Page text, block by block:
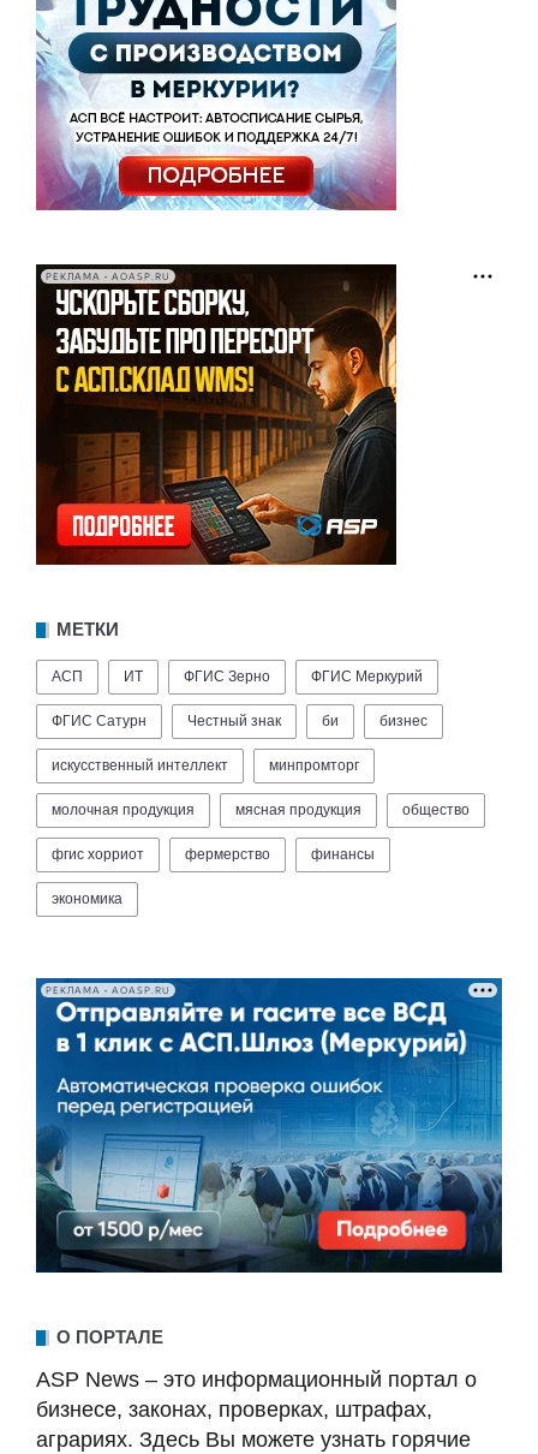
РЕКЛАМА • AOASP.RU
МЕТКИ
АСП ИТ ФГИС Зерно ФГИС Меркурий
ФГИС Сатурн Честный знак би бизнес
искусственный интеллект минпромторг
молочная продукция мясная продукция общество
фгис хорриот фермерство финансы
экономика
РЕКЛАМА • AOASP.RU
О ПОРТАЛЕ
ASP News – это информационный портал о
бизнесе, законах, проверках, штрафах,
аграриях. Здесь Вы можете узнать горячие